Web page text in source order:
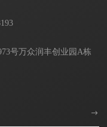
8193
号万众润丰创业园A栋